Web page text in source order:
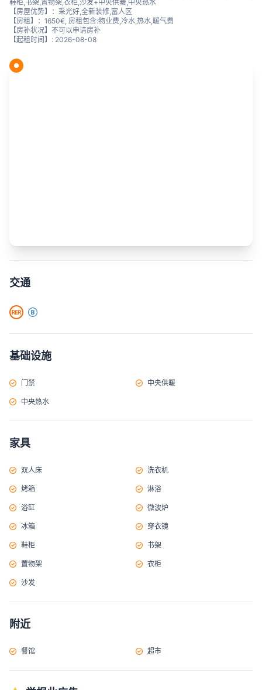
鞋柜,书架,置物架,衣柜,沙发+中央供暖,中央热水
【房屋优势】：采光好,全新装修,富人区
【房租】：1650€, 房租包含:物业费,冷水,热水,暖气费
【房补状况】不可以申请房补
【起租时间】: 2026-08-08
交通
基础设施
门禁 中央供暖
中央热水
家具
双人床 洗衣机
烤箱 淋浴
浴缸 微波炉
冰箱 穿衣镜
鞋柜 书架
置物架 衣柜
沙发
附近
餐馆 超市